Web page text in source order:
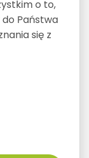
o to,
Państwa
się z